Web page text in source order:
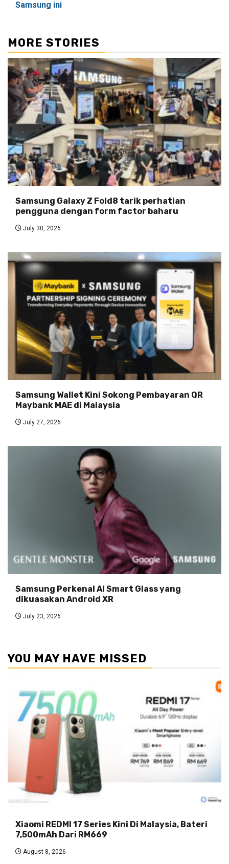
Samsung ini
MORE STORIES
Samsung Galaxy Z Fold8 tarik perhatian
pengguna dengan form factor baharu
July 30, 2026
Samsung Wallet Kini Sokong Pembayaran QR
Maybank MAE di Malaysia
July 27, 2026
Samsung Perkenal AI Smart Glass yang
dikuasakan Android XR
July 23, 2026
YOU MAY HAVE MISSED
Xiaomi REDMI 17 Series Kini Di Malaysia, Bateri
7,500mAh Dari RM669
August 8, 2026